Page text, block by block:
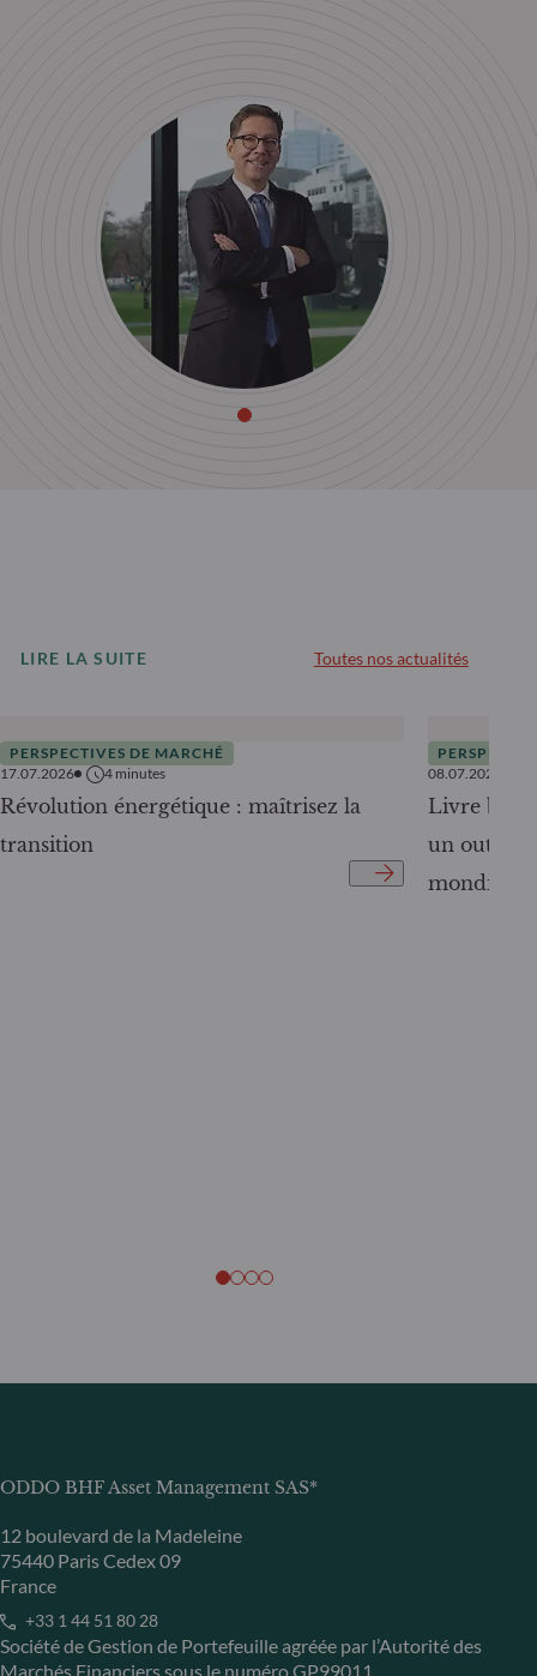
LIRE LA SUITE Toutes nos actualités
PERSPECTIVES DE MARCHÉ
17.07.2026
4 minutes
Révolution énergétique : maîtrisez la
transition
08.07.2026
Livre
un outil
mondiale
ODDO BHF Asset Management SAS*
12 boulevard de la Madeleine
75440 Paris Cedex 09
France
+33 1 44 51 80 28
Société de Gestion de Portefeuille agréée par l’Autorité des
Marchés Financiers sous le numéro GP99011